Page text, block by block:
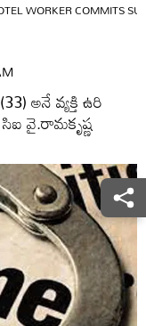
WORKER COMMITS
అనే వ్యక్తి ఉరి
వై.రామకృష్ణ